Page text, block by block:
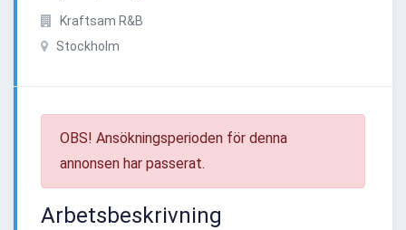
Kraftsam R&B
Stockholm
OBS! Ansökningsperioden för denna
annonsen har passerat.
Arbetsbeskrivning